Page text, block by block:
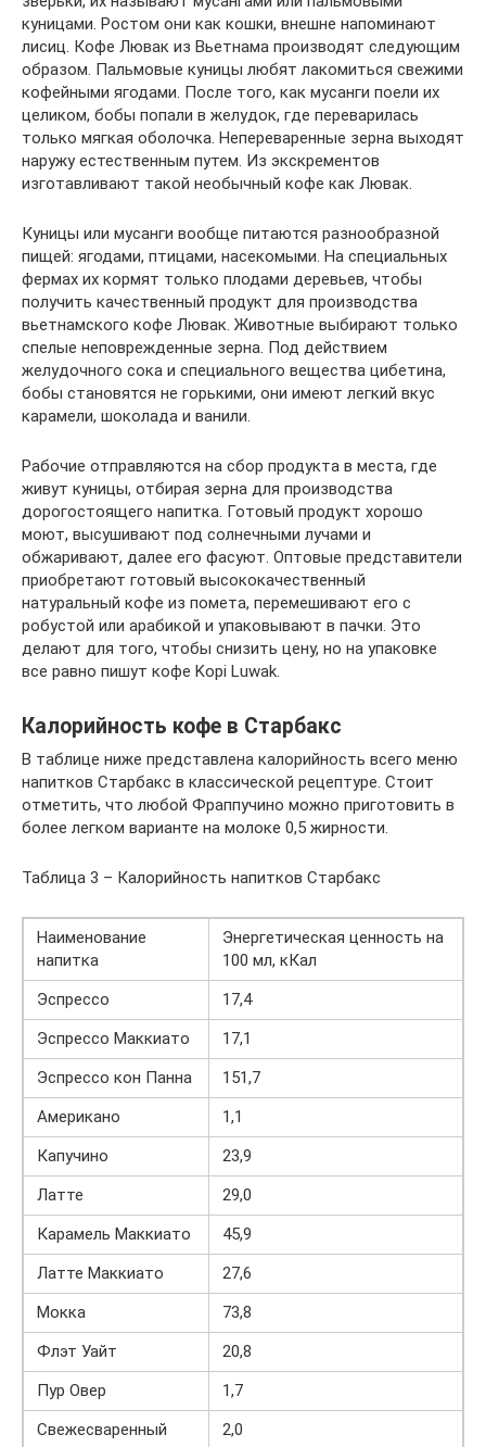
куницами. Ростом они как кошки, внешне напоминают
лисиц. Кофе Лювак из Вьетнама производят следующим
образом. Пальмовые куницы любят лакомиться свежими
кофейными ягодами. После того, как мусанги поели их
целиком, бобы попали в желудок, где переварилась
только мягкая оболочка. Непереваренные зерна выходят
наружу естественным путем. Из экскрементов
изготавливают такой необычный кофе как Лювак.
Куницы или мусанги вообще питаются разнообразной
пищей: ягодами, птицами, насекомыми. На специальных
фермах их кормят только плодами деревьев, чтобы
получить качественный продукт для производства
вьетнамского кофе Лювак. Животные выбирают только
спелые неповрежденные зерна. Под действием
желудочного сока и специального вещества цибетина,
бобы становятся не горькими, они имеют легкий вкус
карамели, шоколада и ванили.
Рабочие отправляются на сбор продукта в места, где
живут куницы, отбирая зерна для производства
дорогостоящего напитка. Готовый продукт хорошо
моют, высушивают под солнечными лучами и
обжаривают, далее его фасуют. Оптовые представители
приобретают готовый высококачественный
натуральный кофе из помета, перемешивают его с
робустой или арабикой и упаковывают в пачки. Это
делают для того, чтобы снизить цену, но на упаковке
все равно пишут кофе Kopi Luwak.
Калорийность кофе в Старбакс
В таблице ниже представлена калорийность всего меню
напитков Старбакс в классической рецептуре. Стоит
отметить, что любой Фраппучино можно приготовить в
более легком варианте на молоке 0,5 жирности.
Таблица 3 – Калорийность напитков Старбакс
Наименование
напитка
Энергетическая ценность на
100 мл, кКал
Эспрессо
17,4
Эспрессо Маккиато
17,1
Эспрессо кон Панна
151,7
Американо
1,1
Капучино
23,9
Латте
29,0
Карамель Маккиато
45,9
Латте Маккиато
27,6
Мокка
73,8
Флэт Уайт
20,8
Пур Овер
1,7
Свежесваренный
2,0